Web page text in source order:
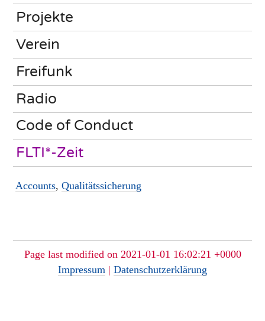
Projekte
Verein
Freifunk
Radio
Code of Conduct
FLTI*-Zeit
Accounts, Qualitätssicherung
Page last modified on 2021-01-01 16:02:21 +0000
Impressum | Datenschutzerklärung